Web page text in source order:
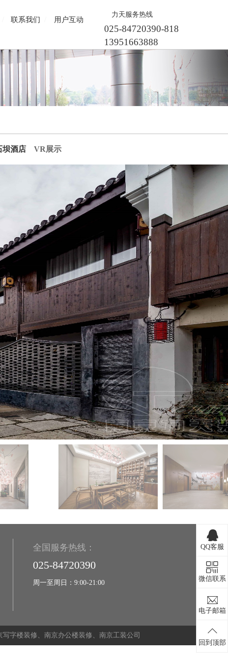
联系我们 用户互动
力天服务热线
025-84720390-818
13951663888
坝酒店 VR展示
QQ客服
微信联系
电子邮箱
回到顶部
全国服务热线：
025-84720390
周一至周日：9:00-21:00
字楼装修、南京办公楼装修、南京工装公司